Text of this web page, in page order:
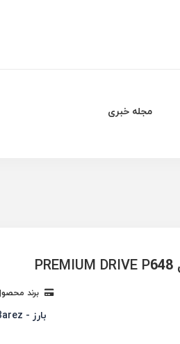
مجله خبری
برند
بارز - Barez